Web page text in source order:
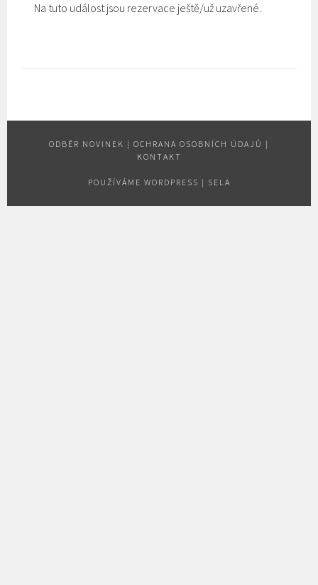
Na tuto událost jsou rezervace ještě/už uzavřené.
ODBĚR NOVINEK | OCHRANA OSOBNÍCH ÚDAJŮ |
KONTAKT
POUŽÍVÁME WORDPRESS | SELA